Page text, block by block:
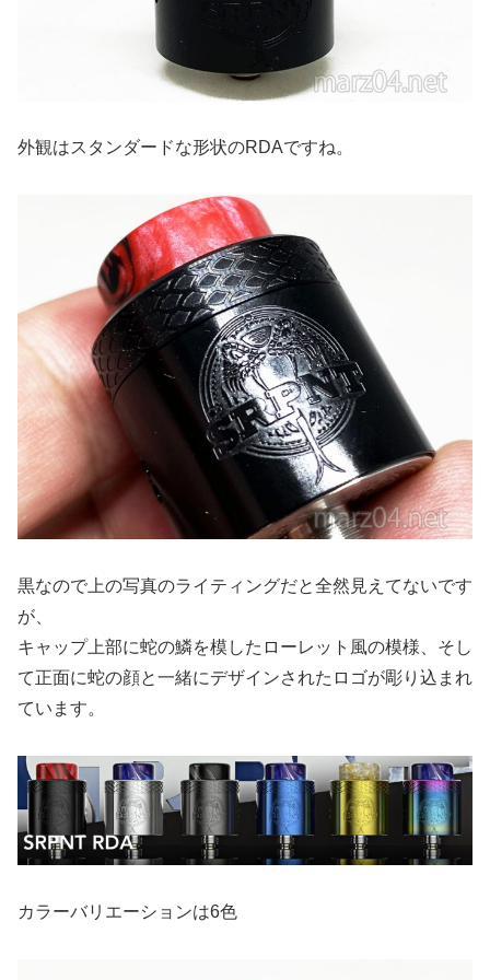
外観はスタンダードな形状のRDAですね。
黒なので上の写真のライティングだと全然見えてないです
が、
キャップ上部に蛇の鱗を模したローレット風の模様、そし
て正面に蛇の顔と一緒にデザインされたロゴが彫り込まれ
ています。
カラーバリエーションは6色